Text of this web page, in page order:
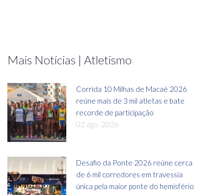
Mais Notícias | Atletismo
Corrida 10 Milhas de Macaé 2026
reúne mais de 3 mil atletas e bate
recorde de participação
02 ago, 2026
Desafio da Ponte 2026 reúne cerca
de 6 mil corredores em travessia
única pela maior ponte do hemisfério